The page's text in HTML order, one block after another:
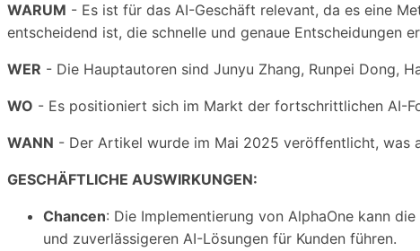
WARUM - Es ist für das AI-Geschäft relevant, da es eine
entscheidend ist, die schnelle und genaue Entscheidungen
WER - Die Hauptautoren sind Junyu Zhang, Runpei Dong,
WO - Es positioniert sich im Markt der fortschrittlichen AI-
WANN - Der Artikel wurde im Mai 2025 veröffentlicht, was
GESCHÄFTLICHE AUSWIRKUNGEN:
Chancen: Die Implementierung von AlphaOne kann
und zuverlässigeren AI-Lösungen für Kunden führen.